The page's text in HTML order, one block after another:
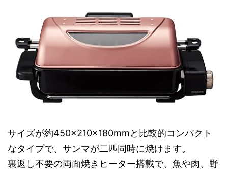
サイズが約450×210×180mmと比較的コンパクト
なタイプで、サンマが二匹同時に焼けます。
裏返し不要の両面焼きヒーター搭載で、魚や肉、野